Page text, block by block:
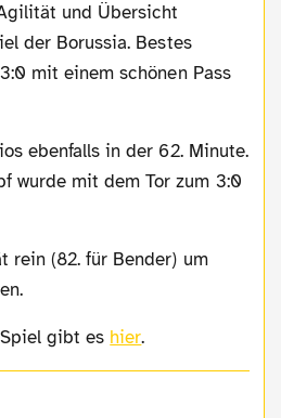
und Übersicht
der Borussia. Bestes
mit einem schönen Pass
ebenfalls in der 62. Minute.
wurde mit dem Tor zum 3:0
rein (82. für Bender) um
Spiel gibt es hier.